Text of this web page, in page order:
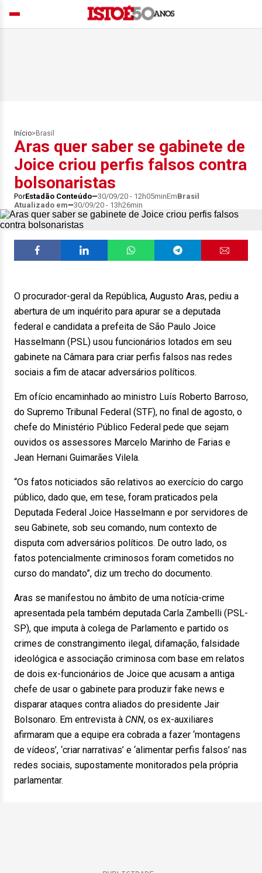
Início> Brasil
Aras quer saber se gabinete de
Joice criou perfis falsos contra
bolsonaristas
PorEstadão Conteúdo 30/09/20 - 12h05minEmBrasil
Atualizado em
30/09/20 - 13h26min
O procurador-geral da República, Augusto Aras, pediu a
abertura de um inquérito para apurar se a deputada
federal e candidata a prefeita de São Paulo Joice
Hasselmann (PSL) usou funcionários lotados em seu
gabinete na Câmara para criar perfis falsos nas redes
sociais a fim de atacar adversários políticos.
Em ofício encaminhado ao ministro Luís Roberto Barroso,
do Supremo Tribunal Federal (STF), no final de agosto, o
chefe do Ministério Público Federal pede que sejam
ouvidos os assessores Marcelo Marinho de Farias e
Jean Hernani Guimarães Vilela.
“Os fatos noticiados são relativos ao exercício do cargo
público, dado que, em tese, foram praticados pela
Deputada Federal Joice Hasselmann e por servidores de
seu Gabinete, sob seu comando, num contexto de
disputa com adversários políticos. De outro lado, os
fatos potencialmente criminosos foram cometidos no
curso do mandato”, diz um trecho do documento.
Aras se manifestou no âmbito de uma notícia-crime
apresentada pela também deputada Carla Zambelli (PSL-
SP), que imputa à colega de Parlamento e partido os
crimes de constrangimento ilegal, difamação, falsidade
ideológica e associação criminosa com base em relatos
de dois ex-funcionários de Joice que acusam a antiga
chefe de usar o gabinete para produzir fake news e
disparar ataques contra aliados do presidente Jair
Bolsonaro. Em entrevista à CNN, os ex-auxiliares
afirmaram que a equipe era cobrada a fazer ‘montagens
de vídeos’, ‘criar narrativas’ e ‘alimentar perfis falsos’ nas
redes sociais, supostamente monitorados pela própria
parlamentar.